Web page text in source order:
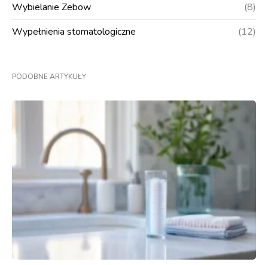
Wybielanie Zebow
(8)
Wypełnienia stomatologiczne
(12)
PODOBNE ARTYKUŁY